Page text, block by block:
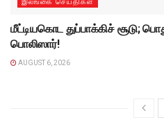
மீட்டியகொட துப்பாக்கிச் சூடு;
பொலிஸார்!
AUGUST 6, 2026